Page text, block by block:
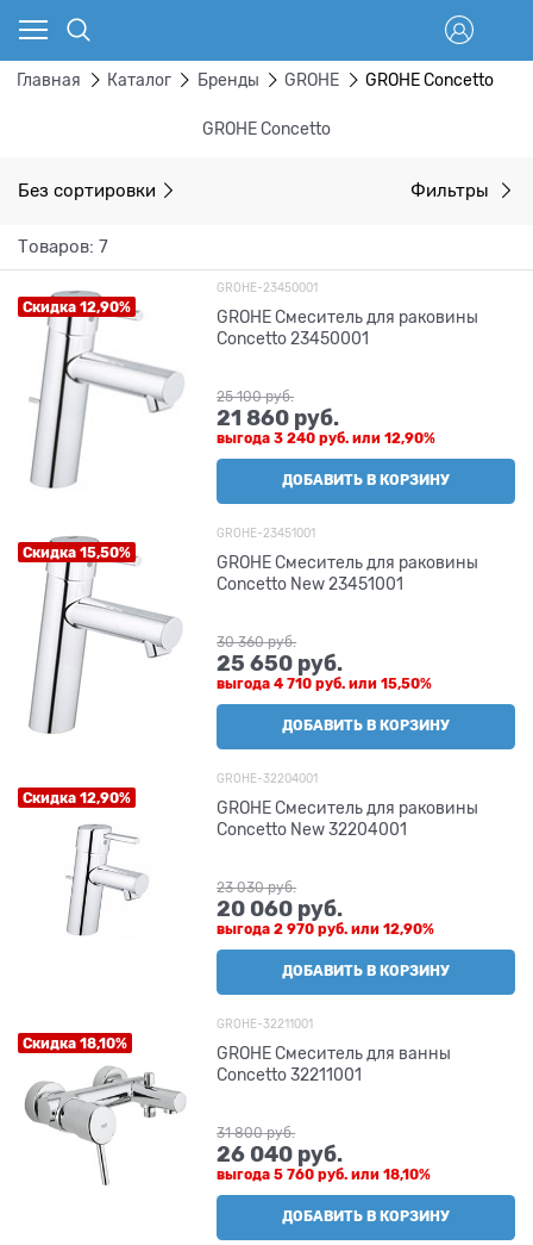
Главная Каталог Бренды GROHE GROHE Concetto
GROHE Concetto
Без сортировки Фильтры
Товаров: 7
Скидка 12,90%
GROHE-23450001
GROHE Смеситель для раковины
Concetto 23450001
25 100 руб.
21 860 руб.
выгода3 240 руб. или12,90%
ДОБАВИТЬ В КОРЗИНУ
Скидка 15,50%
GROHE-23451001
GROHE Смеситель для раковины
Concetto New 23451001
30 360 руб.
25 650 руб.
выгода4 710 руб. или15,50%
ДОБАВИТЬ В КОРЗИНУ
Скидка 12,90%
GROHE-32204001
GROHE Смеситель для раковины
Concetto New 32204001
23 030 руб.
20 060 руб.
выгода2 970 руб. или12,90%
ДОБАВИТЬ В КОРЗИНУ
Скидка 18,10%
GROHE-32211001
GROHE Смеситель для ванны
Concetto 32211001
31 800 руб.
26 040 руб.
выгода5 760 руб. или18,10%
ДОБАВИТЬ В КОРЗИНУ